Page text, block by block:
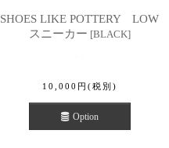
SHOES LIKE POTTERY LOW
スニーカー [BLACK]
10,000 円 (税別)
Option